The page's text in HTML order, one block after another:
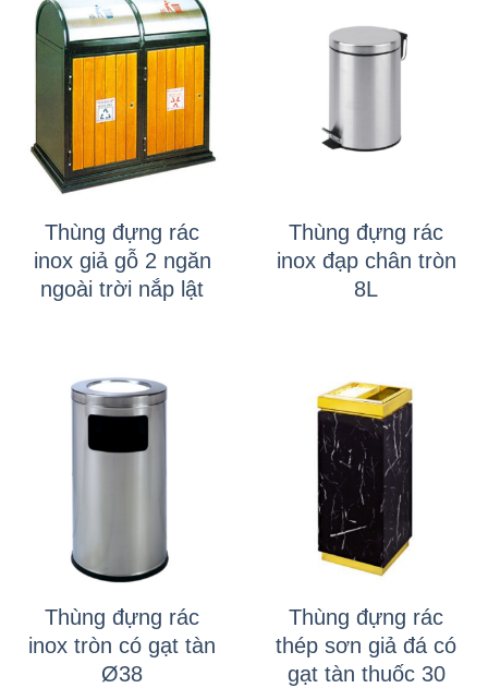
Thùng đựng rác
inox giả gỗ 2 ngăn
ngoài trời nắp lật
Thùng đựng rác
inox đạp chân tròn
8L
Thùng đựng rác
inox tròn có gạt tàn
Ø38
Thùng đựng rác
thép sơn giả đá có
gạt tàn thuốc 30